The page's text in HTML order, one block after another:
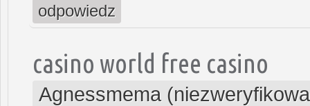
odpowiedz
casino world free casino
Agnessmema